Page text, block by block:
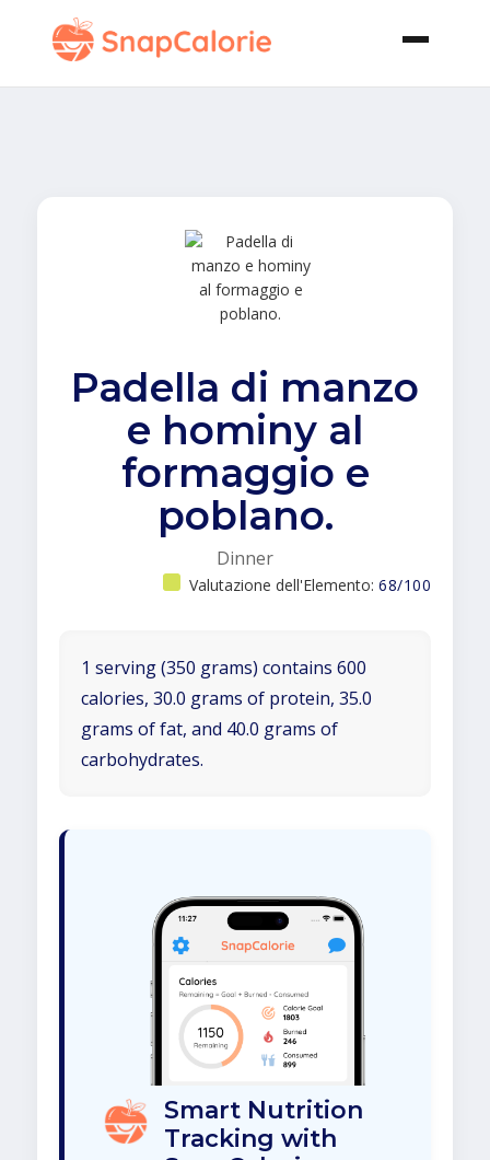
Padella di manzo
e hominy al
formaggio e
poblano.
Dinner
Valutazione dell'Elemento: 68/100
1 serving (350 grams) contains 600
calories, 30.0 grams of protein, 35.0
grams of fat, and 40.0 grams of
carbohydrates.
Smart Nutrition
Tracking with